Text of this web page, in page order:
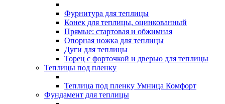
Фурнитура для теплицы
Конек для теплицы, оцинкованный
Прямые: стартовая и обжимная
Опорная ножка для теплицы
Дуги для теплицы
Торец с форточкой и дверью для теплицы
Теплицы под пленку
Теплица под пленку Умница Комфорт
Фундамент для теплицы